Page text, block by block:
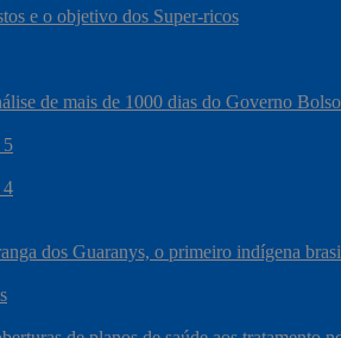
e o objetivo dos Super-ricos
de mais de 1000 dias do Governo
5
4
dos Guaranys, o primeiro indígena